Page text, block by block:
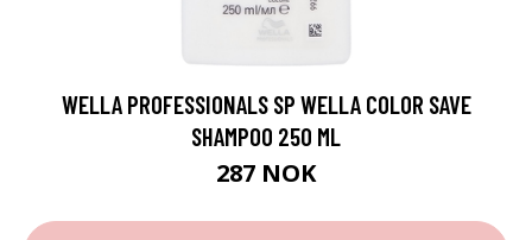
WELLA PROFESSIONALS SP WELLA COLOR SAVE
SHAMPOO 250 ML
287 NOK